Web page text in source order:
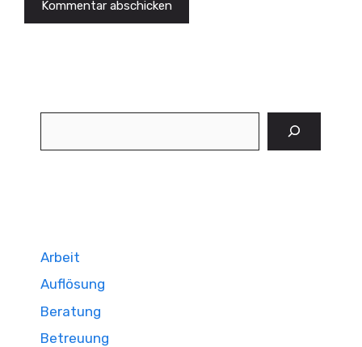
Arbeit
Auflösung
Beratung
Betreuung